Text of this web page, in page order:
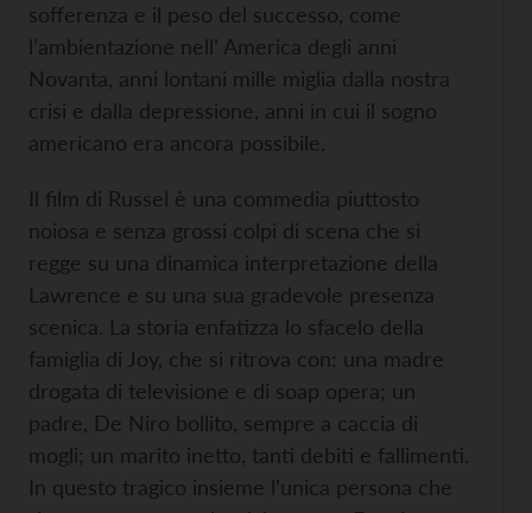
sofferenza e il peso del successo, come
l’ambientazione nell’ America degli anni
Novanta, anni lontani mille miglia dalla nostra
crisi e dalla depressione, anni in cui il sogno
americano era ancora possibile.
Il film di Russel è una commedia piuttosto
noiosa e senza grossi colpi di scena che si
regge su una dinamica interpretazione della
Lawrence e su una sua gradevole presenza
scenica. La storia enfatizza lo sfacelo della
famiglia di Joy, che si ritrova con: una madre
drogata di televisione e di soap opera; un
padre, De Niro bollito, sempre a caccia di
mogli; un marito inetto, tanti debiti e fallimenti.
In questo tragico insieme l’unica persona che